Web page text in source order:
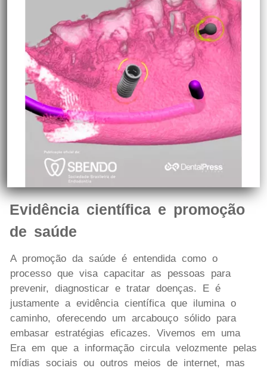
Evidência científica e promoção
de saúde
A promoção da saúde é entendida como o
processo que visa capacitar as pessoas para
prevenir, diagnosticar e tratar doenças. E é
justamente a evidência científica que ilumina o
caminho, oferecendo um arcabouço sólido para
embasar estratégias eficazes. Vivemos em uma
Era em que a informação circula velozmente pelas
mídias sociais ou outros meios de internet, mas